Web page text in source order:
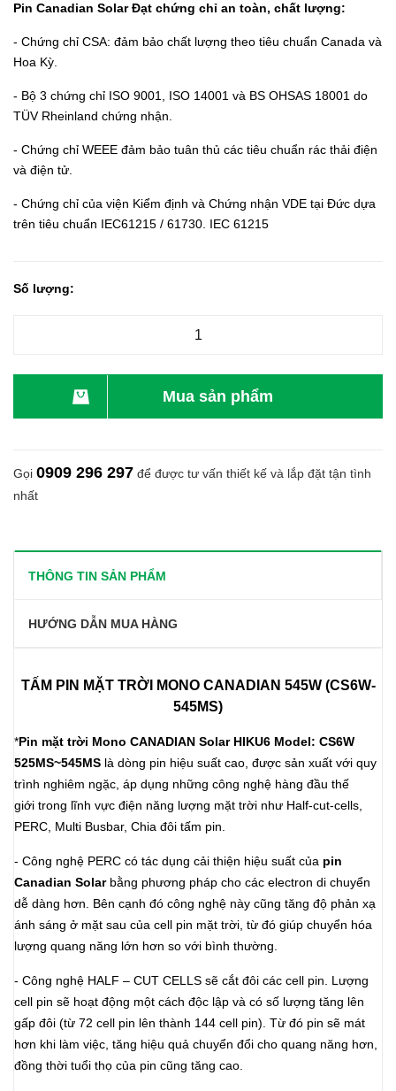
Pin Canadian Solar Đạt chứng chỉ an toàn, chất lượng:
- Chứng chỉ CSA: đảm bảo chất lượng theo tiêu chuẩn Canada và
Hoa Kỳ.
- Bộ 3 chứng chỉ ISO 9001, ISO 14001 và BS OHSAS 18001 do
TÜV Rheinland chứng nhận.
- Chứng chỉ WEEE đảm bảo tuân thủ các tiêu chuẩn rác thải điện
và điện tử.
- Chứng chỉ của viện Kiểm định và Chứng nhận VDE tại Đức dựa
trên tiêu chuẩn IEC61215 / 61730. IEC 61215
Số lượng:
Mua sản phẩm
Gọi 0909 296 297 để được tư vấn thiết kế và lắp đặt tận tình
nhất
THÔNG TIN SẢN PHẨM
HƯỚNG DẪN MUA HÀNG
TẤM PIN MẶT TRỜI MONO CANADIAN 545W (CS6W-
545MS)
*Pin mặt trời Mono CANADIAN Solar HIKU6 Model: CS6W
525MS~545MS là dòng pin hiệu suất cao, được sản xuất với quy
trình nghiêm ngặc, áp dụng những công nghệ hàng đầu thế
giới trong lĩnh vực điện năng lượng mặt trời như Half-cut-cells,
PERC, Multi Busbar, Chia đôi tấm pin.
- Công nghệ PERC có tác dụng cải thiện hiệu suất của pin
Canadian Solarbằng phương pháp cho các electron di chuyển
dễ dàng hơn. Bên cạnh đó công nghệ này cũng tăng độ phản xạ
ánh sáng ở mặt sau của cell pin mặt trời, từ đó giúp chuyển hóa
lượng quang năng lớn hơn so với bình thường.
- Công nghệ HALF – CUT CELLS sẽ cắt đôi các cell pin. Lượng
cell pin sẽ hoạt động một cách độc lập và có số lượng tăng lên
gấp đôi (từ 72 cell pin lên thành 144 cell pin). Từ đó pin sẽ mát
hơn khi làm việc, tăng hiệu quả chuyển đổi cho quang năng hơn,
đồng thời tuổi thọ của pin cũng tăng cao.